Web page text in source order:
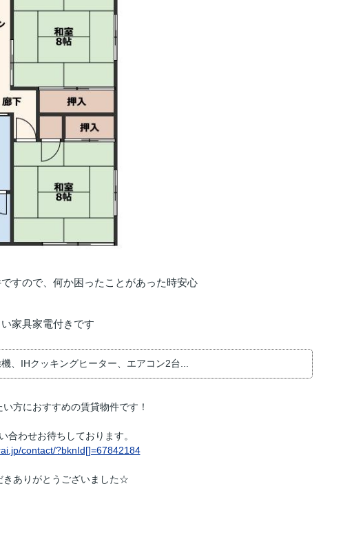
すので、何か困ったことがあった時安心
家具家電付きです
、IHクッキングヒーター、エアコン2台...
方におすすめの賃貸物件です！
合わせお待ちしております。
contact/?bknId[]=67842184
ありがとうございました☆